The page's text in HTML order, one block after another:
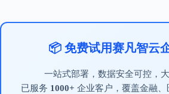
📦 免费试用赛凡智云
一站式部署，数据安全可控，
已服务 1000+ 企业客户，覆盖金融